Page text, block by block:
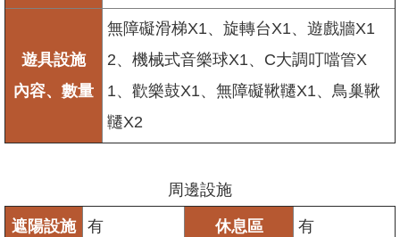
遊具設施
內容、數量
無障礙滑梯X1、旋轉台X1、遊戲牆X1
2、機械式音樂球X1、C大調叮噹管X
1、歡樂鼓X1、無障礙鞦韆X1、鳥巢鞦
韆X2
周邊設施
遮陽設施 有 休息區 有